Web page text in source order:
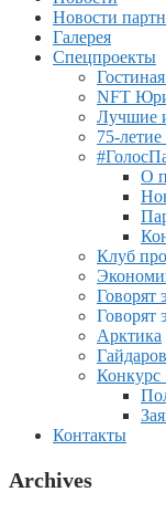
Новости
Галерея
Спецпроекты
NFT
Лучшие
75-
О
Клуб
Говорят
Арктика
Контакты
Archives